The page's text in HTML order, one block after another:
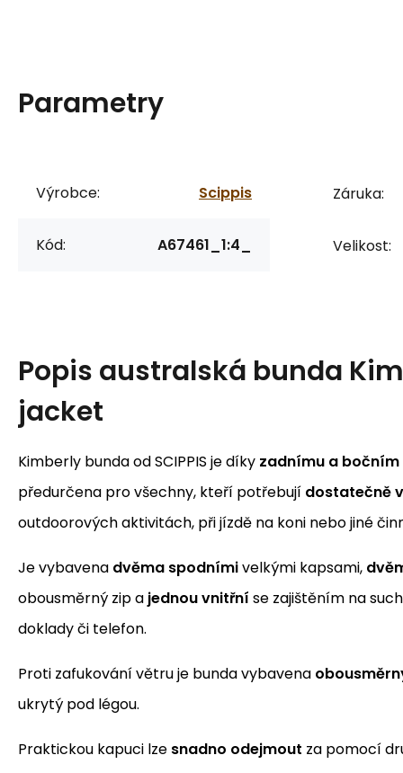
Parametry
Výrobce: Scippis
Kód: A67461_1:4_
Záruka:
Velikost:
Popis australská bunda
jacket
Kimberly bunda od SCIPPIS je díky zadnímu a
předurčena pro všechny, kteří potřebují dostatečně
outdoorových aktivitách, při jízdě na koni nebo jiné
Je vybavena dvěma spodnímivelkými kapsami,
obousměrný zip a jednou vnitřní se zajištěním na
doklady či telefon.
Proti zafukování větru je bunda vybavena
ukrytý pod légou.
Praktickou kapuci lze snadno odejmout za pomocí